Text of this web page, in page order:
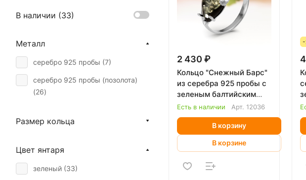
2 430 ₽
Кольцо "Снежный Барс"
из серебра 925 пробы с
зеленым балтийским
янтарем
Есть в наличии Арт. 12036
В корзину
В корзине
-
В наличии (33)
Металл
серебро 925 пробы (7)
серебро 925 пробы (позолота)
(26)
Размер кольца
Цвет янтаря
зеленый (33)